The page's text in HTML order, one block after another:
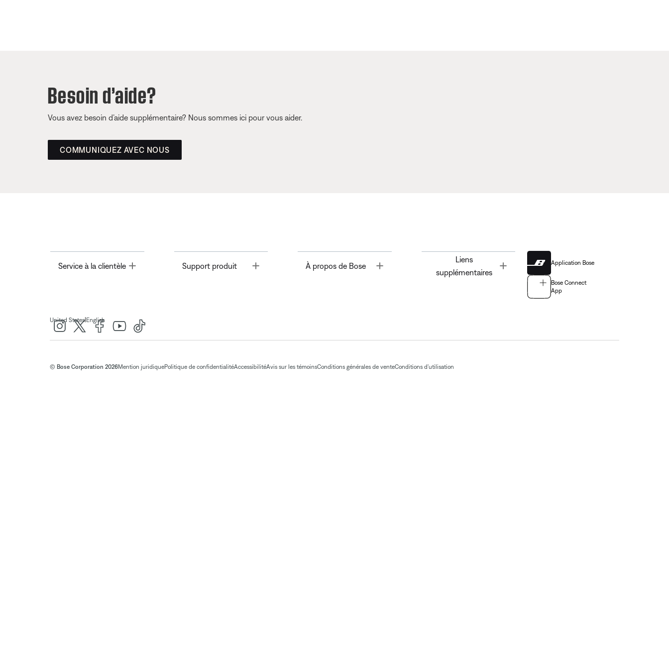
Besoin d’aide?
Vous avez besoin d’aide supplémentaire? Nous sommes ici pour vous aider.
COMMUNIQUEZ AVEC NOUS
Service à la clientèle Toggle Support produit À propos de Bose Toggle
Liens
supplémentaires
Application Bose
Bose Connect
App
United States| English
© Bose Corporation 2026Mention juridiquePolitique de confidentialitéAccessibilitéAvis sur les témoinsConditions générales de venteConditions d'utilisation